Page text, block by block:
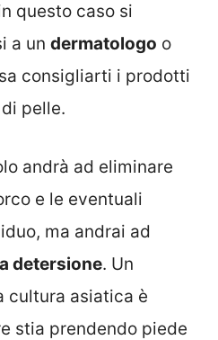
questo caso si
a un dermatologo o
consigliarti i prodotti
pelle.
andrà ad eliminare
e le eventuali
ma andrai ad
detersione. Un
cultura asiatica è
stia prendendo piede